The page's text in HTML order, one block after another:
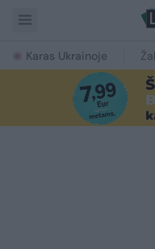
Karas Ukrainoje